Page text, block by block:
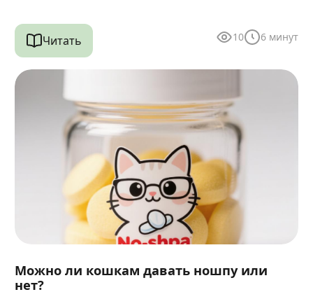
Читать 10 6 минут
Можно ли кошкам давать ношпу или
нет?